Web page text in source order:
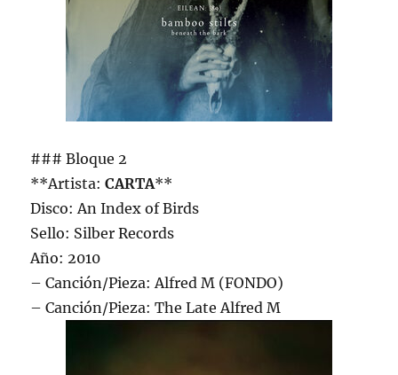
### Bloque 2
**Artista:CARTA**
Disco: An Index of Birds
Sello: Silber Records
Año: 2010
– Canción/Pieza: Alfred M (FONDO)
– Canción/Pieza: The Late Alfred M